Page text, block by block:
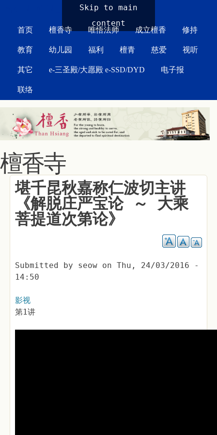
Skip to main
content
首页 檀香寺 唯悟法师 成立檀香 修持
教育 幼儿园 福利 檀青 慈爱 视听
其它 e-三圣殿/大愿殿 e-SSD/DYD 电子报
联络
檀香寺
堪千昆秋嘉称仁波切主讲
《解脱庄严宝论 ～ 大乘
菩提道次第论》
Submitted by seow on Thu, 24/03/2016 -
14:50
影视
第1讲